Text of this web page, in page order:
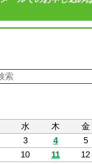
水 木 金
3 4 5
10 11 12